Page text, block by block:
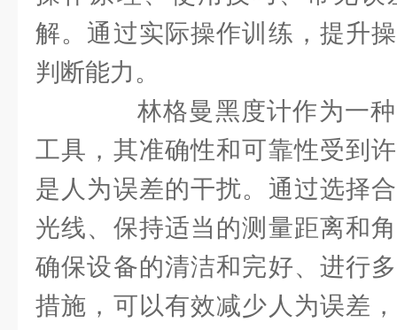
解。通过实际操作训练，提升
判断能力。
林格曼黑度计作为一种
工具，其准确性和可靠性受到
是人为误差的干扰。通过选择
光线、保持适当的测量距离和
确保设备的清洁和完好、进行
措施，可以有效减少人为误差